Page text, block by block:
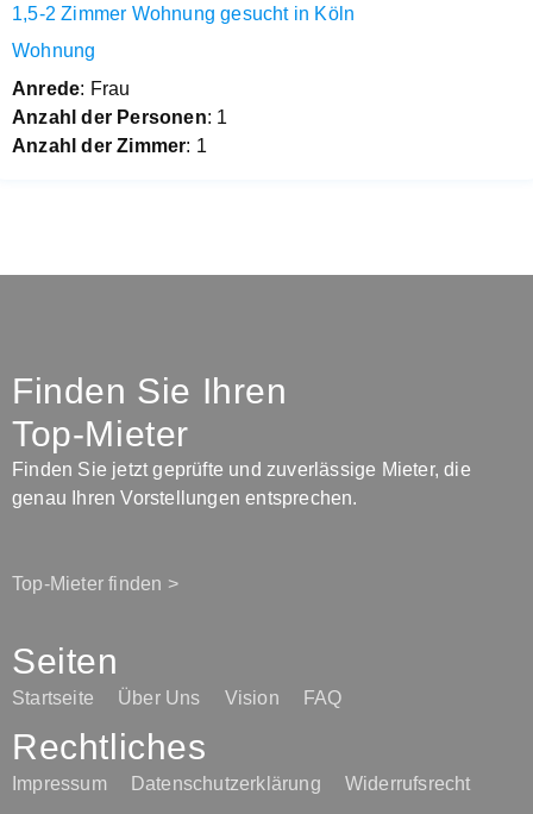
1,5-2 Zimmer Wohnung gesucht in Köln
Wohnung
Anrede: Frau
Anzahl der Personen: 1
Anzahl der Zimmer: 1
Finden Sie Ihren
Top-Mieter
Finden Sie jetzt geprüfte und zuverlässige Mieter, die
genau Ihren Vorstellungen entsprechen.
Top-Mieter finden >
Seiten
Startseite Über Uns Vision FAQ
Rechtliches
Impressum Datenschutzerklärung Widerrufsrecht